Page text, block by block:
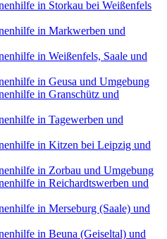
in Storkau bei Weißenfels
in Markwerben und
in Weißenfels, Saale und
in Geusa und Umgebung
in Granschütz und
in Tagewerben und
in Kitzen bei Leipzig und
in Zorbau und Umgebung
in Reichardtswerben und
in Merseburg (Saale) und
in Beuna (Geiseltal) und